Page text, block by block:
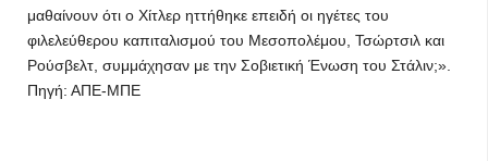
μαθαίνουν ότι ο Χίτλερ ηττήθηκε επειδή οι ηγέτες του
φιλελεύθερου καπιταλισμού του Μεσοπολέμου, Τσώρτσιλ και
Ρούσβελτ, συμμάχησαν με την Σοβιετική Ένωση του Στάλιν;».
Πηγή: ΑΠΕ-ΜΠΕ